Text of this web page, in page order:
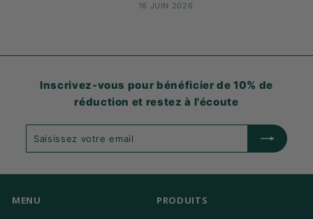
16 JUIN 2026
Inscrivez-vous pour bénéficier de 10% de
réduction et restez à l'écoute
MENU PRODUITS